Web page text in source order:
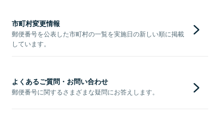
市町村変更情報
郵便番号を公表した市町村の一覧を実施日の新しい順に掲載
しています。
よくあるご質問・お問い合わせ
郵便番号に関するさまざまな疑問にお答えします。